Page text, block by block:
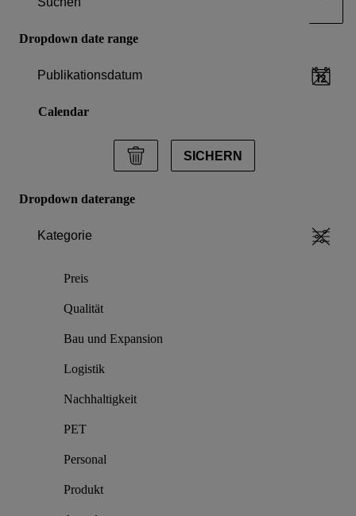
Dropdown date range
Publikationsdatum
Calendar
SICHERN
Dropdown daterange
Kategorie
Preis
Qualität
Bau und Expansion
Logistik
Nachhaltigkeit
PET
Personal
Produkt